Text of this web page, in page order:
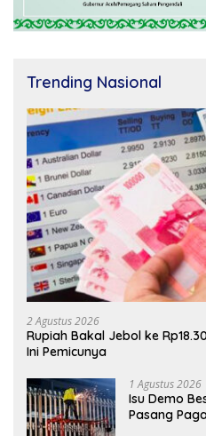
Trending Nasional
2 Agustus 2026
Rupiah Bakal Jebol ke
Ini Pemicunya
1 Agustus 2026
Isu Demo
Pasang